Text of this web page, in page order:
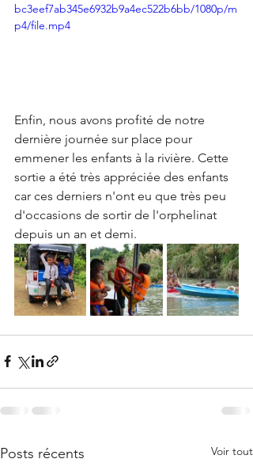
bc3eef7ab345e6932b9a4ec522b6bb/1080p/m
p4/file.mp4
Enfin, nous avons profité de notre
dernière journée sur place pour
emmener les enfants à la rivière. Cette
sortie a été très appréciée des enfants
car ces derniers n'ont eu que très peu
d'occasions de sortir de l'orphelinat
depuis un an et demi.
Posts récents Voir tout